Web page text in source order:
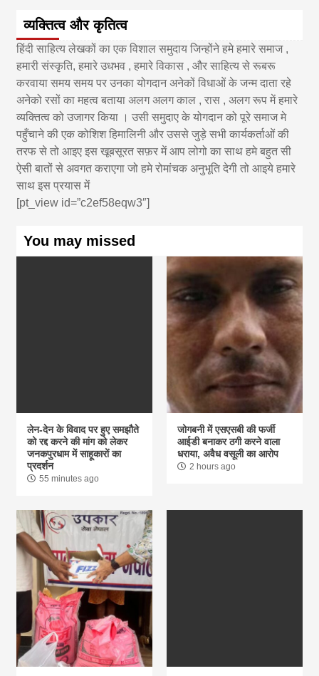
व्यक्तित्व और कृतित्व
हिंदी साहित्य लेखकों का एक विशाल समुदाय जिन्होंने हमे हमारे समाज ,
हमारी संस्कृति, हमारे उधभव , हमारे विकास , और साहित्य से रूबरू
करवाया समय समय पर उनका योगदान अनेकों विधाओं के जन्म दाता रहे
अनेको रसों का महत्व बताया अलग अलग काल , रास , अलग रूप में हमारे
व्यक्तित्व को उजागर किया । उसी समुदाए के योगदान को पूरे समाज मे
पहुँचाने की एक कोशिश हिमालिनी और उससे जुड़े सभी कार्यकर्ताओं की
तरफ से तो आइए इस खूबसूरत सफ़र में आप लोगो का साथ हमे बहुत सी
ऐसी बातों से अवगत कराएगा जो हमे रोमांचक अनुभूति देगी तो आइये हमारे
साथ इस प्रयास में
[pt_view id=”c2ef58eqw3″]
You may missed
लेन-देन के विवाद पर हुए समझौते
को रद्द करने की मांग को लेकर
जनकपुरधाम में साहूकारों का
प्रदर्शन
55 minutes ago
जोगबनी में एसएसबी की फर्जी
आईडी बनाकर ठगी करने वाला
धराया, अवैध वसूली का आरोप
2 hours ago